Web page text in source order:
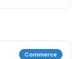
Commerce